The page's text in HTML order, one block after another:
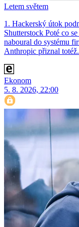
Letem světem
1. Hackerský útok
Shutterstock Poté co
naboural do systému
Anthro­pic přiznal
Ekonom
5. 8. 2026, 22:00